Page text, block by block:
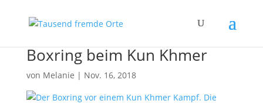
Boxring beim Kun Khmer
von Melanie | Nov. 16, 2018